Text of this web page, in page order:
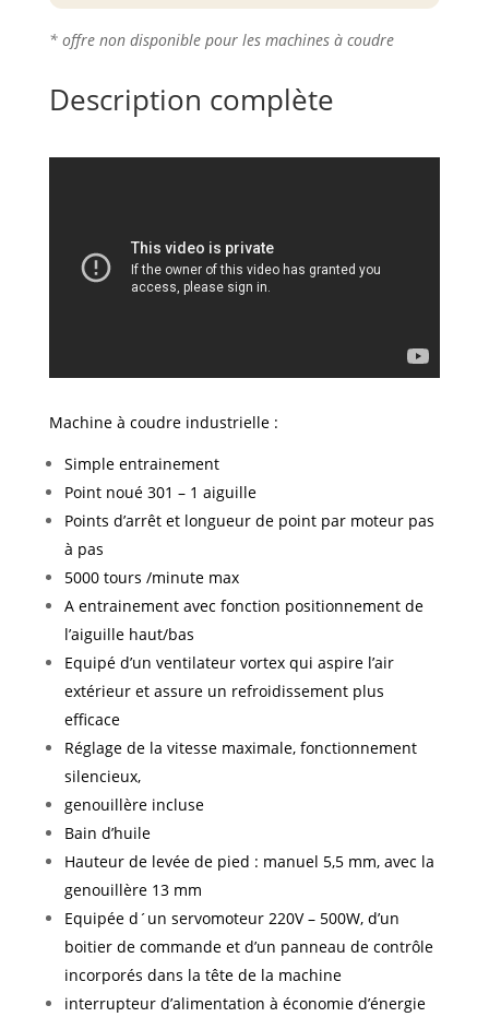
* offre non disponible pour les machines à coudre
Description complète
Machine à coudre industrielle :
Simple entrainement
Point noué 301 – 1 aiguille
Points d’arrêt et longueur de point par moteur pas
à pas
5000 tours /minute max
A entrainement avec fonction positionnement de
l’aiguille haut/bas
Equipé d’un ventilateur vortex qui aspire l’air
extérieur et assure un refroidissement plus
efficace
Réglage de la vitesse maximale, fonctionnement
silencieux,
genouillère incluse
Bain d’huile
Hauteur de levée de pied : manuel 5,5 mm, avec la
genouillère 13 mm
Equipée d´un servomoteur 220V – 500W, d’un
boitier de commande et d’un panneau de contrôle
incorporés dans la tête de la machine
interrupteur d’alimentation à économie d’énergie